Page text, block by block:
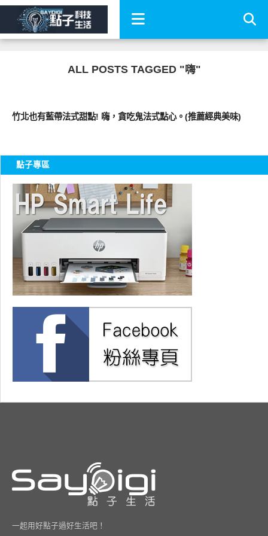
ALL POSTS TAGGED "嗨"
竹北也有藍帶法式甜點! 嗨，貪吃鬼法式點心。(推薦經典美味)
點子專區
一起用好點子過好生活吧！